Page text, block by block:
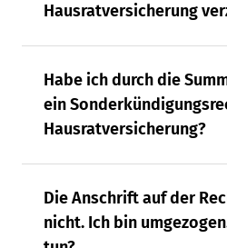
Hausratversicherung
Habe ich durch die
ein
Hausratversicherung?
Die Anschrift auf der
nicht. Ich bin